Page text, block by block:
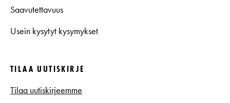
Saavutettavuus
Usein kysytyt kysymykset
TILAA UUTISKIRJE
Tilaa uutiskirjeemme